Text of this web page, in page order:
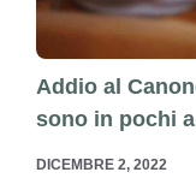
Addio al
sono in pochi
DICEMBRE 2, 2022